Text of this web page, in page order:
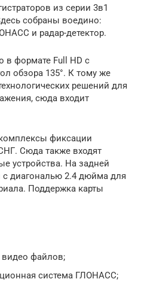
из серии 3в1
собраны воедино:
и радар-детектор.
в формате Full HD с
обзора 135°. К тому же
решений для
сюда входит
фиксации
Сюда также входят
устройства. На задней
диагональю 2.4 дюйма для
Поддержка карты
видео файлов;
система ГЛОНАСС;